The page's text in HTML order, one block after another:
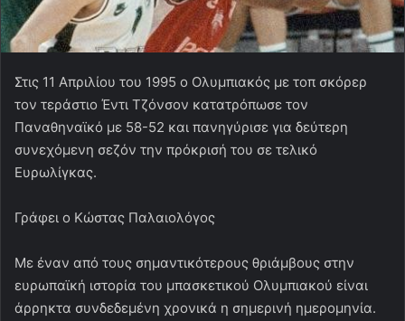
Στις 11 Απριλίου του 1995 ο Ολυμπιακός με τοπ σκόρερ
τον τεράστιο Έντι Τζόνσον κατατρόπωσε τον
Παναθηναϊκό με 58-52 και πανηγύρισε για δεύτερη
συνεχόμενη σεζόν την πρόκρισή του σε τελικό
Ευρωλίγκας.
Γράφει ο Κώστας Παλαιολόγος
Με έναν από τους σημαντικότερους θριάμβους στην
ευρωπαϊκή ιστορία του μπασκετικού Ολυμπιακού είναι
άρρηκτα συνδεδεμένη χρονικά η σημερινή ημερομηνία.